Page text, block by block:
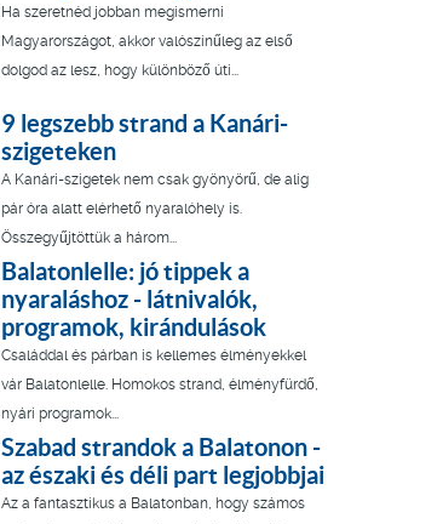
Ha szeretnéd jobban megismerni
Magyarországot, akkor valószínűleg az első
dolgod az lesz, hogy különböző úti...
9 legszebb strand a Kanári-
szigeteken
A Kanári-szigetek nem csak gyönyörű, de alig
pár óra alatt elérhető nyaralóhely is.
Összegyűjtöttük a három...
Balatonlelle: jó tippek a
nyaraláshoz - látnivalók,
programok, kirándulások
Családdal és párban is kellemes élményekkel
vár Balatonlelle. Homokos strand, élményfürdő,
nyári programok...
Szabad strandok a Balatonon -
az északi és déli part legjobbjai
Az a fantasztikus a Balatonban, hogy számos